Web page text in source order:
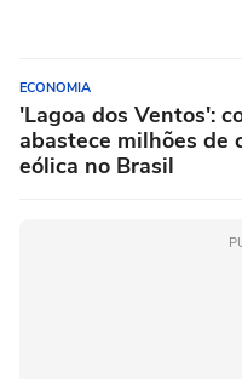
ECONOMIA
'Lagoa dos Ventos':
abastece milhões de
eólica no Brasil